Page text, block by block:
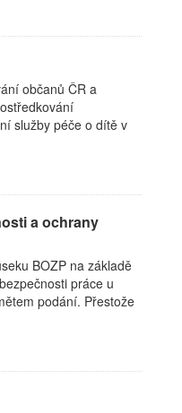
občanů ČR a
služby péče o dítě v
a ochrany
BOZP na základě
práce u
podání. Přestože